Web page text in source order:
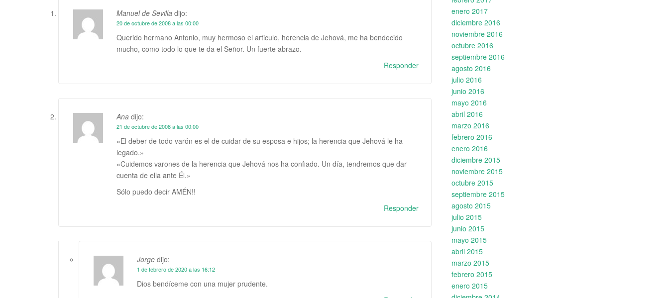
Manuel de Sevilla dijo:
20 de octubre de 2008 a las 00:00
Querido hermano Antonio, muy hermoso el articulo, herencia de Jehová, me ha bendecido
mucho, como todo lo que te da el Señor. Un fuerte abrazo.
Responder
Ana dijo:
21 de octubre de 2008 a las 00:00
«El deber de todo varón es el de cuidar de su esposa e hijos; la herencia que Jehová le ha
legado.»
«Cuidemos varones de la herencia que Jehová nos ha confiado. Un día, tendremos que dar
cuenta de ella ante Él.»
Sólo puedo decir AMÉN!!
Responder
Jorge dijo:
1 de febrero de 2020 a las 16:12
Dios bendíceme con una mujer prudente.
enero 2017
diciembre 2016
noviembre 2016
octubre 2016
septiembre 2016
agosto 2016
julio 2016
junio 2016
mayo 2016
abril 2016
marzo 2016
febrero 2016
enero 2016
diciembre 2015
noviembre 2015
octubre 2015
septiembre 2015
agosto 2015
julio 2015
junio 2015
mayo 2015
abril 2015
marzo 2015
febrero 2015
enero 2015